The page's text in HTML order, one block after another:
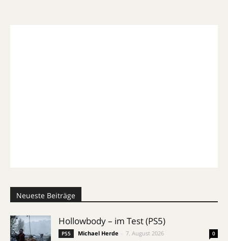
Neueste Beiträge
Hollowbody – im Test (PS5)
PS5 Michael Herde 7. August 2026 0